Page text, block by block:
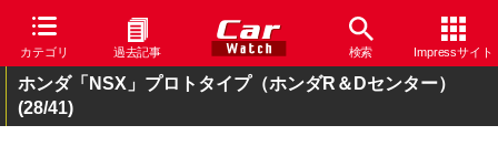
カテゴリ 過去記事 検索 Impressサイト
ホンダ「NSX」プロトタイプ（ホンダR＆Dセンター）
(28/41)